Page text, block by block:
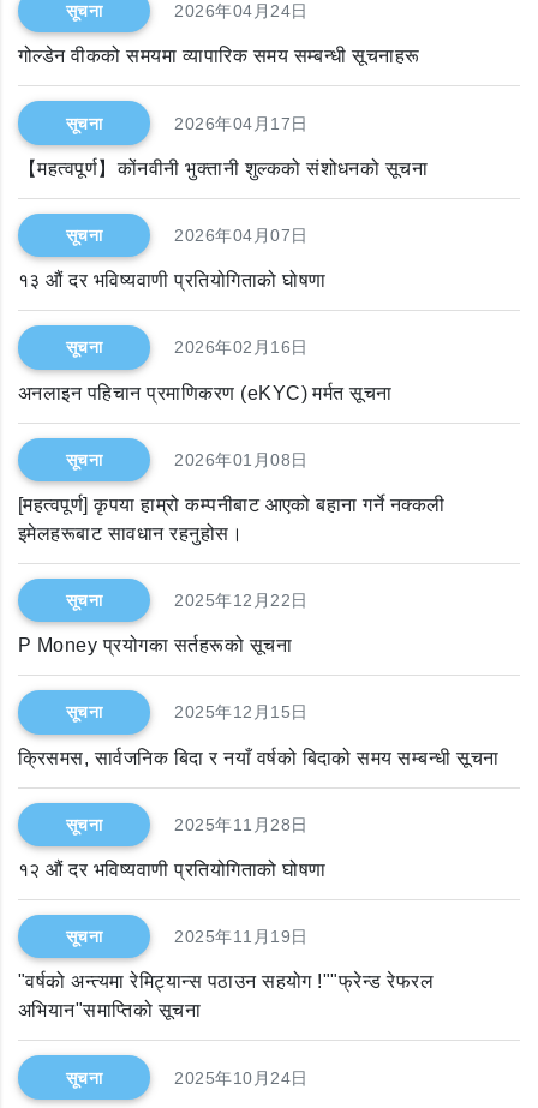
सूचना 2026年04月24日
गोल्डेन वीकको समयमा व्यापारिक समय सम्बन्धी सूचनाहरू
सूचना 2026年04月17日
【महत्वपूर्ण】कोंनवीनी भुक्तानी शुल्कको संशोधनको सूचना
सूचना 2026年04月07日
१३ औं दर भविष्यवाणी प्रतियोगिताको घोषणा
सूचना 2026年02月16日
अनलाइन पहिचान प्रमाणिकरण (eKYC) मर्मत सूचना
सूचना 2026年01月08日
[महत्वपूर्ण] कृपया हाम्रो कम्पनीबाट आएको बहाना गर्ने नक्कली
इमेलहरूबाट सावधान रहनुहोस।
सूचना 2025年12月22日
P Money प्रयोगका सर्तहरूको सूचना
सूचना 2025年12月15日
क्रिसमस, सार्वजनिक बिदा र नयाँ वर्षको बिदाको समय सम्बन्धी सूचना
सूचना 2025年11月28日
१२ औं दर भविष्यवाणी प्रतियोगिताको घोषणा
सूचना 2025年11月19日
"वर्षको अन्त्यमा रेमिट्यान्स पठाउन सहयोग !""फ्रेन्ड रेफरल
अभियान"समाप्तिको सूचना
सूचना 2025年10月24日